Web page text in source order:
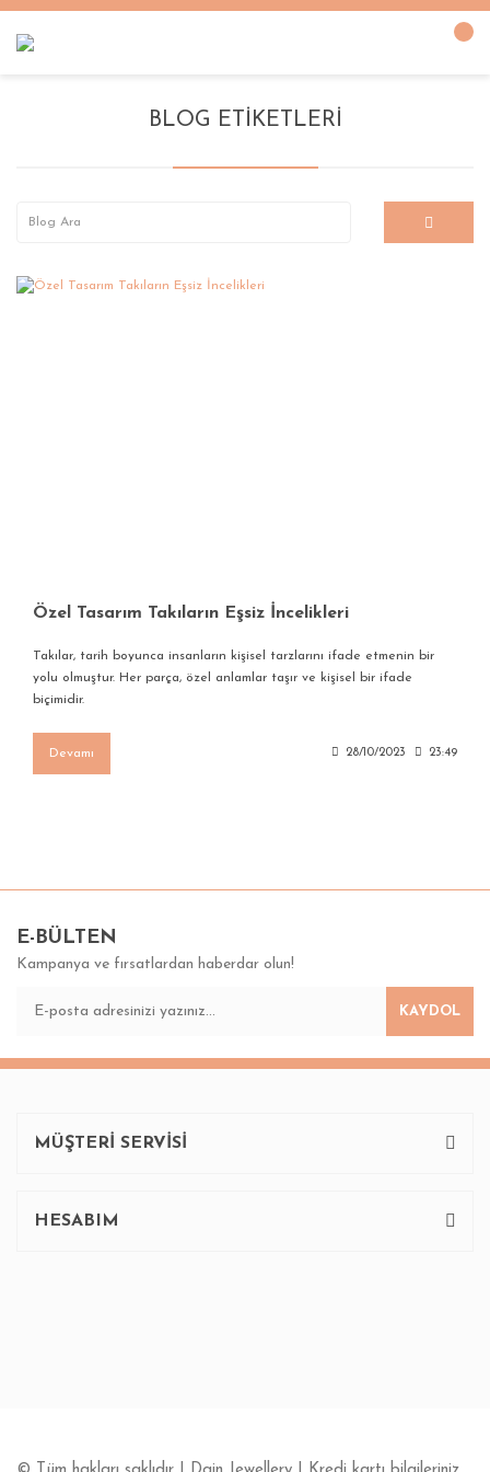
BLOG ETIKETLERI
Özel Tasarım Takıların Eşsiz İncelikleri
Takılar, tarih boyunca insanların kişisel tarzlarını ifade etmenin bir
yolu olmuştur. Her parça, özel anlamlar taşır ve kişisel bir ifade
biçimidir.
Devamı 28/10/2023 23:49
E-BÜLTEN
Kampanya ve fırsatlardan haberdar olun!
KAYDOL
MÜŞTERİ SERVİSİ
HESABIM